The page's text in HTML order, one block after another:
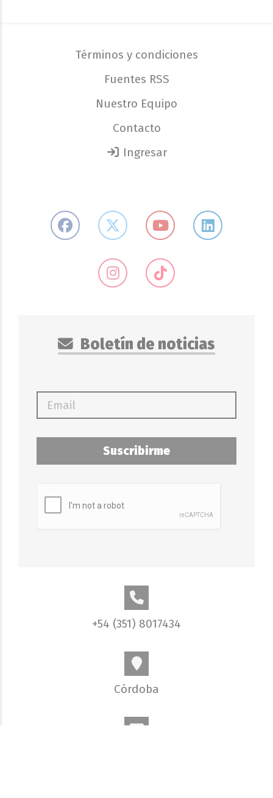
Términos y condiciones
Fuentes RSS
Nuestro Equipo
Contacto
Ingresar
Boletín de noticias
Suscribirme
+54 (351) 8017434
Córdoba